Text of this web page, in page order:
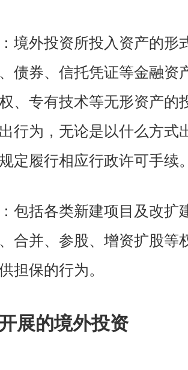
： 境外投资所投入资产的形
债券、信托凭证等金融资
、专有技术等无形资产的
行为，无论是以什么方式
定履行相应行政许可手续
： 包括各类新建项目及改扩
合并、参股、增资扩股等
担保的行为。
展的境外投资